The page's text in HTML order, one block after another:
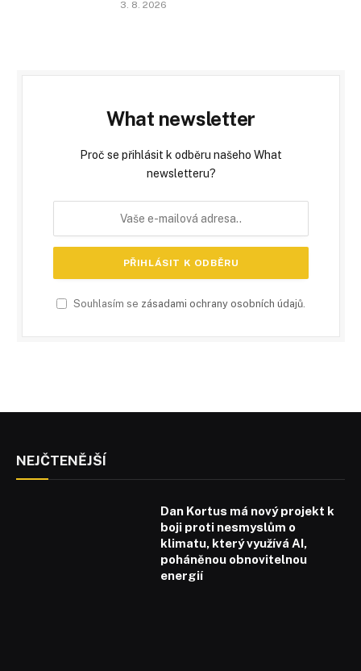
3. 8. 2026
What newsletter
Proč se přihlásit k odběru našeho What
newsletteru?
Souhlasím se zásadami ochrany osobních údajů.
NEJČTENĚJŠÍ
Dan Kortus má nový projekt k
boji proti nesmyslům o
klimatu, který využívá AI,
poháněnou obnovitelnou
energií